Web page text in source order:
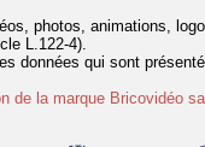
photos, animations,
L.122-4).
données qui sont
la marque Bricovidéo